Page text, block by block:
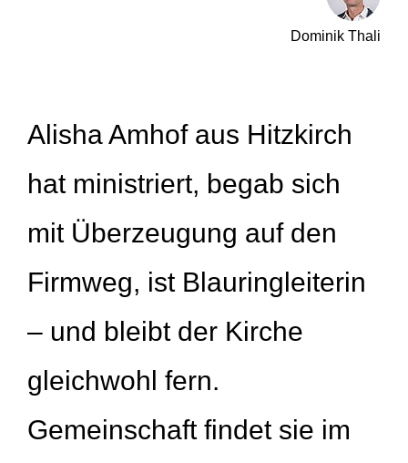
Dominik Thali
Alisha Amhof aus Hitzkirch
hat ministriert, begab sich
mit Überzeugung auf den
Firmweg, ist Blauringleiterin
– und bleibt der Kirche
gleichwohl fern.
Gemeinschaft findet sie im